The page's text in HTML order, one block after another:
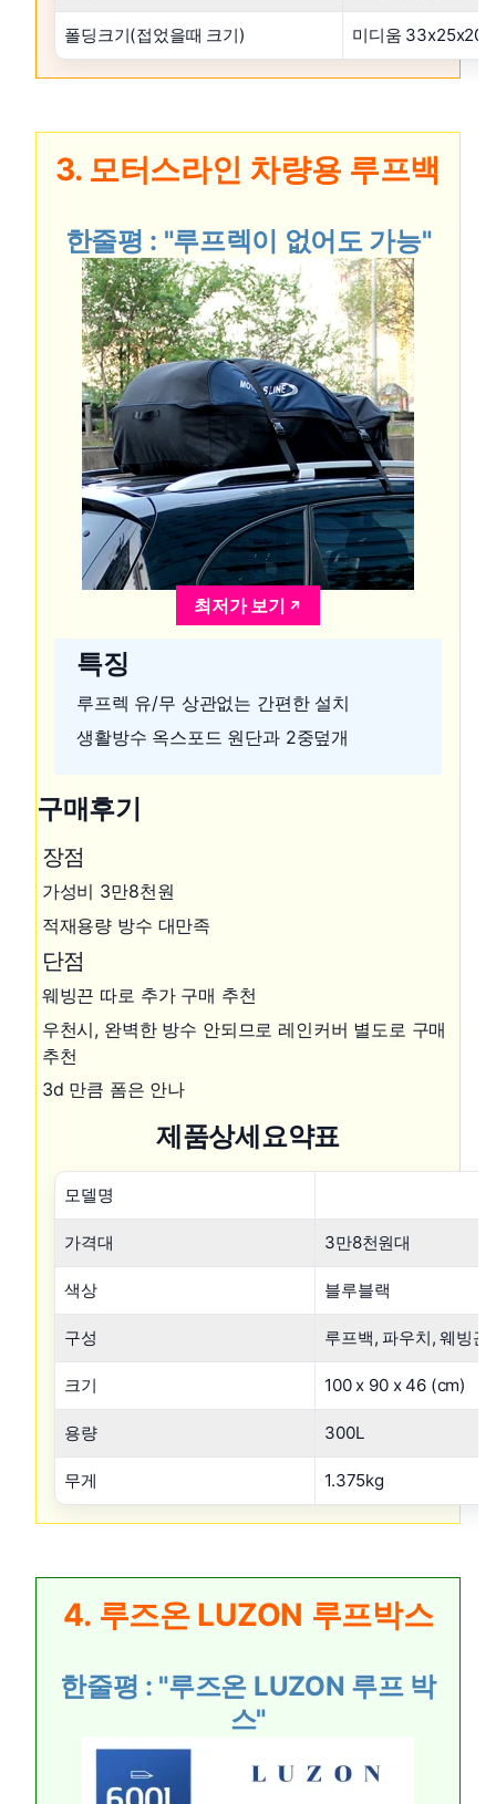
폴딩크기(접었을때 크기) 미디움
3. 모터스라인 차량용 루프백
한줄평 : "루프렉이 없어도 가능"
최저가 보기
특징
루프렉 유/무 상관없는 간편한 설치
생활방수 옥스포드 원단과 2중덮개
구매후기
장점
가성비 3만8천원
적재용량 방수 대만족
단점
웨빙끈 따로 추가 구매 추천
우천시, 완벽한 방수 안되므로 레인커버 별도로 구매
추천
3d 만큼 폼은 안나
제품상세요약표
모델명
가격대 3만8천원대
색상 블루블랙
구성 루프백, 파우치, 웨빙끈
크기 100 x 90 x 46 (cm)
용량 300L
무게 1.375kg
4. 루즈온 LUZON 루프박스
한줄평 : "루즈온 LUZON 루프 박
스"